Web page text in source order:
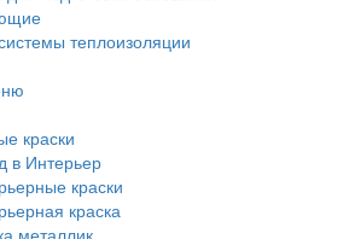
теплоизоляции
краски
в Интерьер
краски
краска
металлик